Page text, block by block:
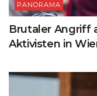
PANORAMA
Brutaler Angriff
Aktivisten in